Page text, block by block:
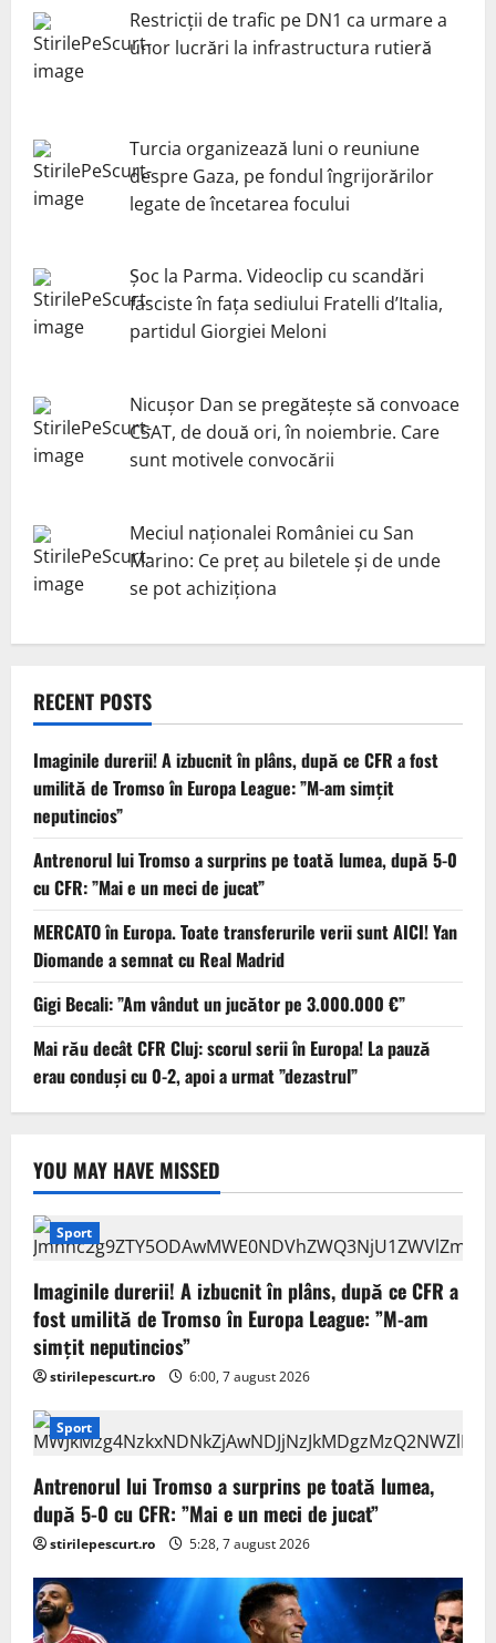
Restricții de trafic pe DN1 ca urmare a
unor lucrări la infrastructura rutieră
Turcia organizează luni o reuniune
despre Gaza, pe fondul îngrijorărilor
legate de încetarea focului
Șoc la Parma. Videoclip cu scandări
fasciste în fața sediului Fratelli d’Italia,
partidul Giorgiei Meloni
Nicuşor Dan se pregăteşte să convoace
CSAT, de două ori, în noiembrie. Care
sunt motivele convocării
Meciul naționalei României cu San
Marino: Ce preț au biletele și de unde
se pot achiziționa
RECENT POSTS
Imaginile durerii! A izbucnit în plâns, după ce CFR a fost
umilită de Tromso în Europa League: ”M-am simțit
neputincios”
Antrenorul lui Tromso a surprins pe toată lumea, după 5-0
cu CFR: ”Mai e un meci de jucat”
MERCATO în Europa. Toate transferurile verii sunt AICI! Yan
Diomande a semnat cu Real Madrid
Gigi Becali: ”Am vândut un jucător pe 3.000.000 €”
Mai rău decât CFR Cluj: scorul serii în Europa! La pauză
erau conduși cu 0-2, apoi a urmat ”dezastrul”
YOU MAY HAVE MISSED
Sport
Imaginile durerii! A izbucnit în plâns, după ce CFR a
fost umilită de Tromso în Europa League: ”M-am
simțit neputincios”
stirilepescurt.ro 6:00, 7 august 2026
Sport
Antrenorul lui Tromso a surprins pe toată lumea,
după 5-0 cu CFR: ”Mai e un meci de jucat”
stirilepescurt.ro 5:28, 7 august 2026